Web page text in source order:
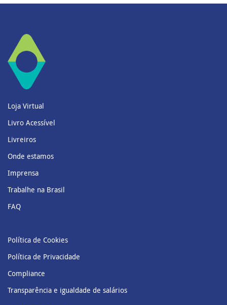
Loja Virtual
Livro Acessível
Livreiros
Onde estamos
Imprensa
Trabalhe na Brasil
FAQ
Política de Cookies
Política de Privacidade
Compliance
Transparência e igualdade de salários